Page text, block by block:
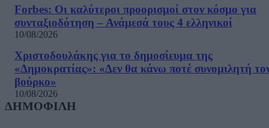
Forbes: Οι καλύτεροι προορισμοί στον κόσμο για
συνταξιοδότηση – Ανάμεσά τους 4 ελληνικοί
10/08/2026
Χριστοδουλάκης για το δημοσίευμα της
«Δημοκρατίας»: «Δεν θα κάνω ποτέ συνομιλητή
βούρκο»
10/08/2026
ΔΗΜΟΦΙΛΗ